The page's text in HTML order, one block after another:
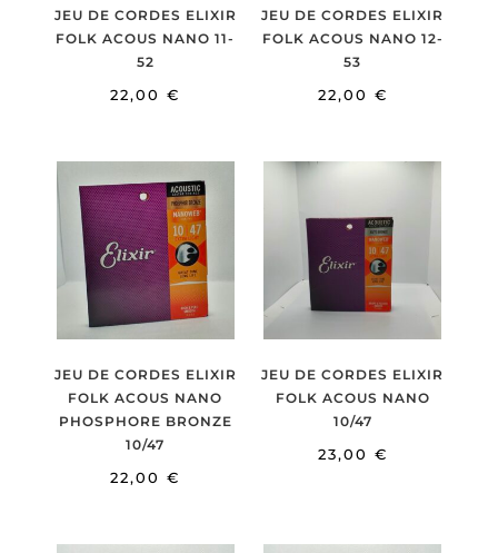
JEU DE CORDES ELIXIR
FOLK ACOUS NANO 11-
52
22,00€
JEU DE CORDES ELIXIR
FOLK ACOUS NANO 12-
53
22,00 €
JEU DE CORDES ELIXIR
FOLK ACOUS NANO
PHOSPHORE BRONZE
10/47
22,00€
JEU DE CORDES ELIXIR
FOLK ACOUS NANO
10/47
23,00 €